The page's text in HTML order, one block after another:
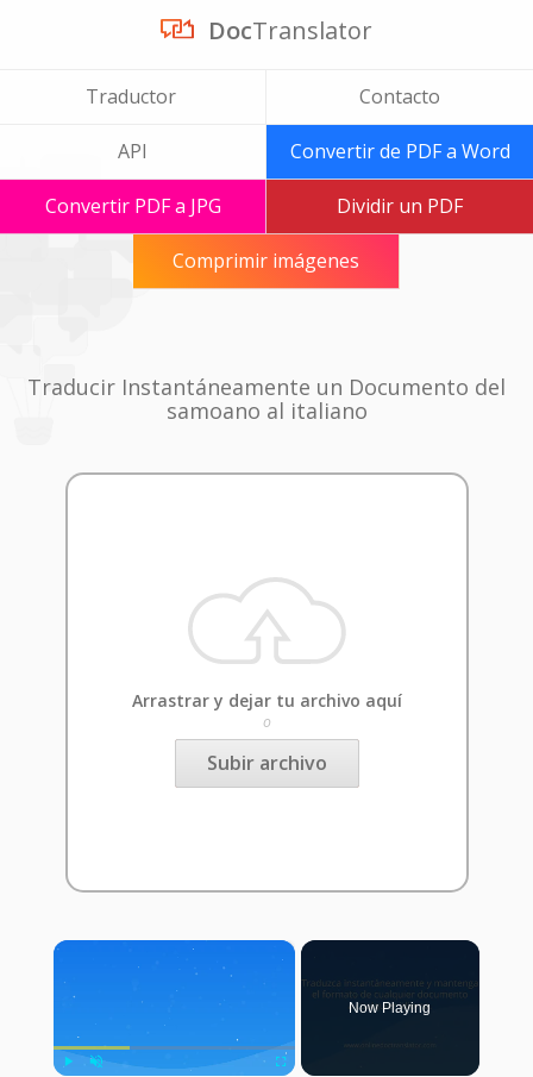
DocTranslator
Traductor Contacto
API Convertir de PDF a Word
Convertir PDF a JPG Dividir un PDF
Comprimir imágenes
Traducir Instantáneamente un Documento del
samoano al italiano
Arrastrar y dejar tu archivo aquí
o
Subir archivo
×
Now Playing